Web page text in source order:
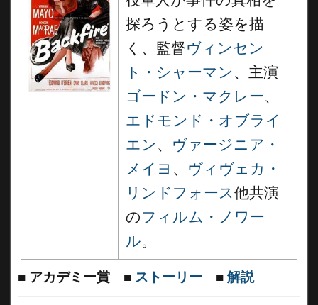
探ろうとする姿を描
く、監督ヴィンセン
ト・シャーマン 、主演
ゴードン・マクレー、
エドモンド・オブライ
エン 、 ヴァージニア・
メイヨ 、 ヴィヴェカ・
リンドフォース他共演
のフィルム・ノワー
ル。
■ アカデミー賞 ■ ストーリー ■ 解説